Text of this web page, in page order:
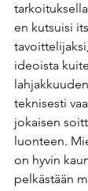
en kutsuisi
ideoista
teknisesti
jokaisen
luonteen.
on hyvin
pelkästään